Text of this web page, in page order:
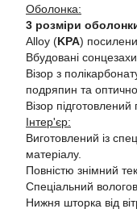
Оболонка:
3 розміри
Alloy (KPA)
Вбудовані
Візор з
подряпин та
Візор підготовлений
Інтер'єр:
Виготовлений із
матеріалу.
Повністю знімний
Спеціальний
Нижня шторка від